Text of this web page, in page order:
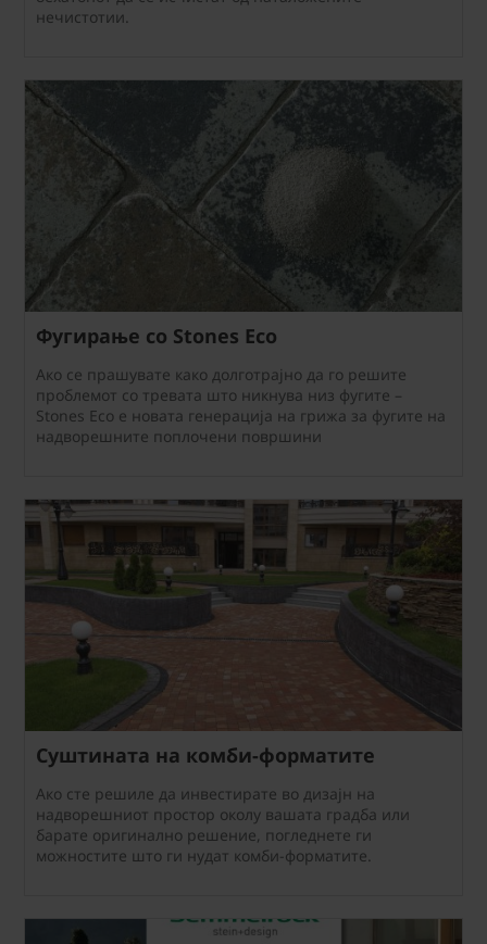
нечистотии.
Фугирање со Stones Eco
Ако се прашувате како долготрајно да го решите
проблемот со тревата што никнува низ фугите –
Stones Eco е новата генерација на грижа за фугите на
надворешните поплочени површини
Суштината на комби-форматите
Ако сте решиле да инвестирате во дизајн на
надворешниот простор околу вашата градба или
барате оригинално решение, погледнете ги
можностите што ги нудат комби-форматите.